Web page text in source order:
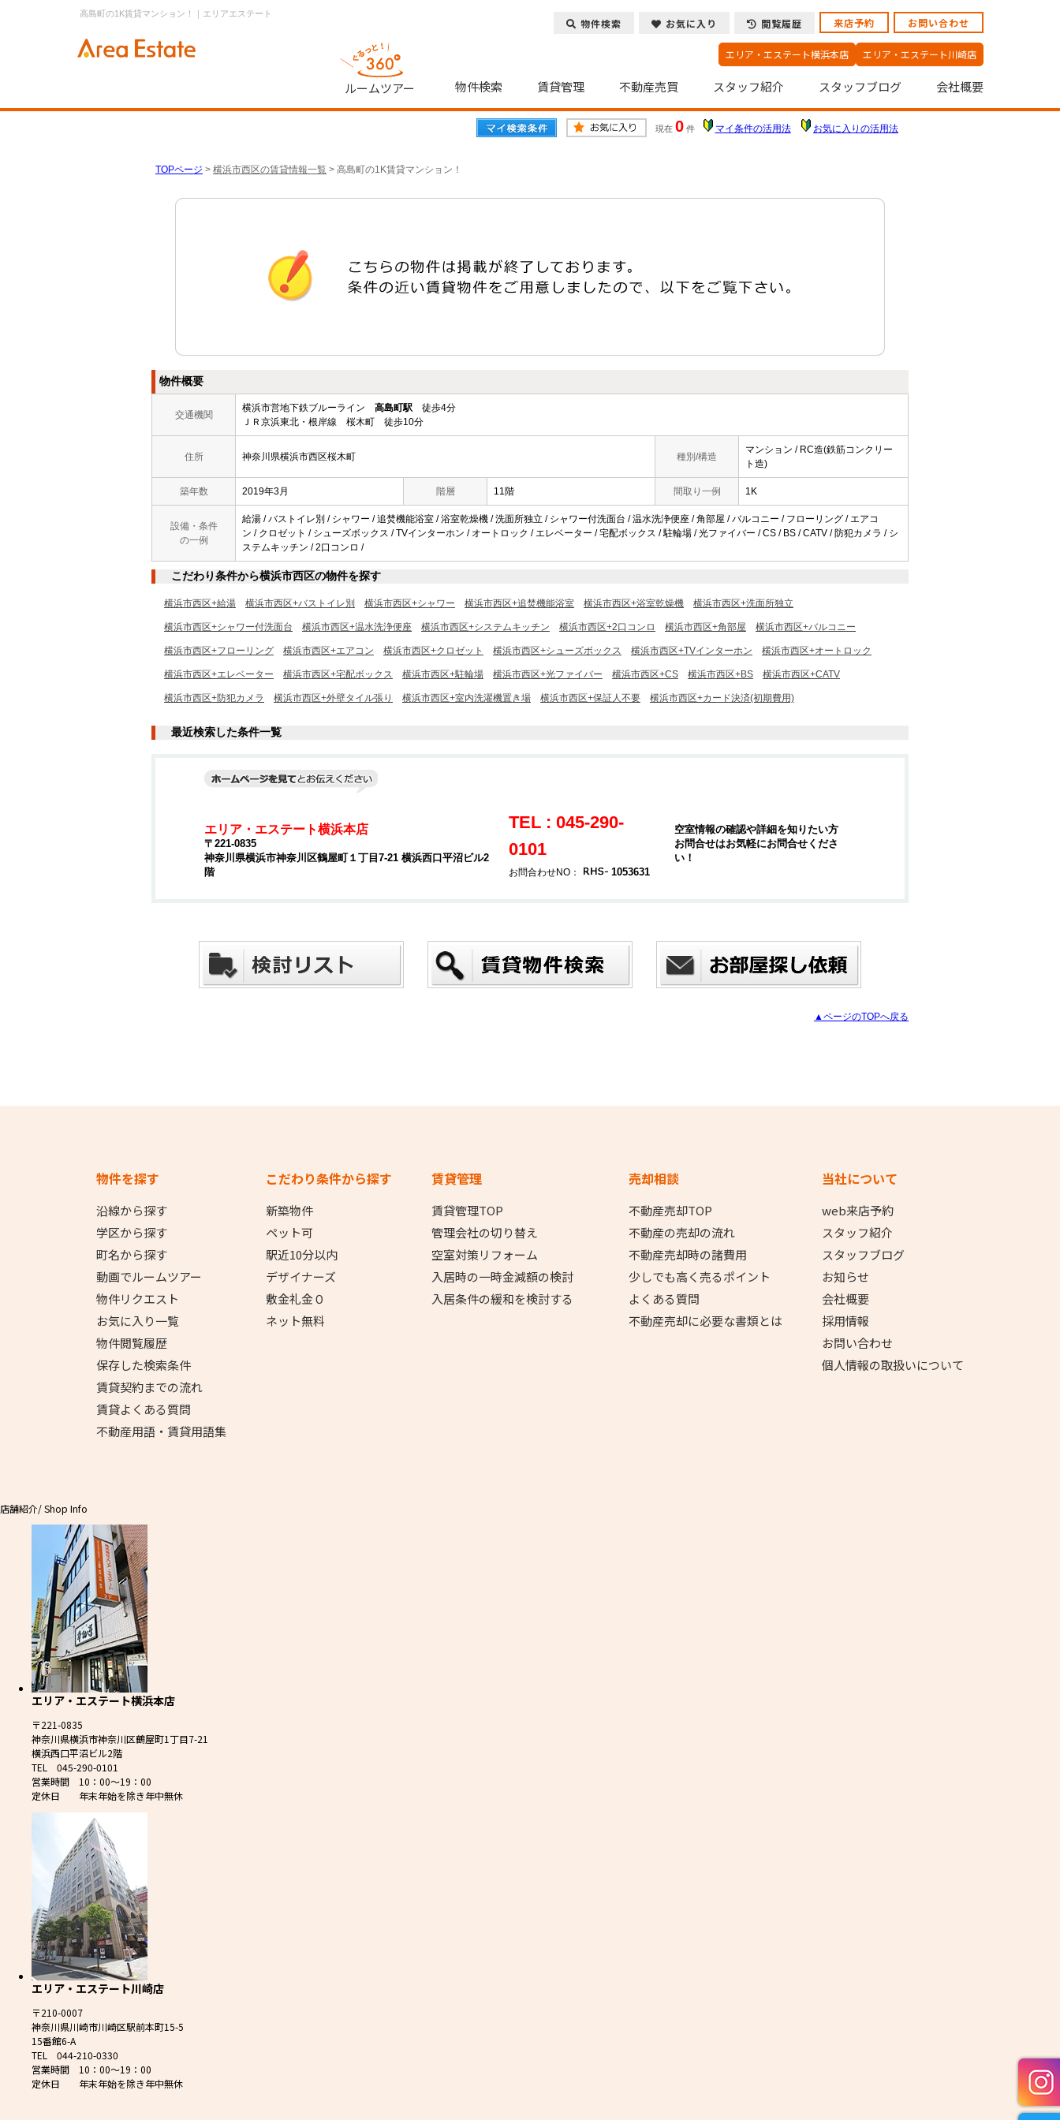
高島町の1K賃貸マンション！｜エリアエステート
物件検索 お気に入り 閲覧履歴 来店予約 お問い合わせ
エリア・エステート横浜本店 エリア・エステート川崎店
ルームツアー 物件検索 賃貸管理 不動産売買 スタッフ紹介 スタッフブログ 会社概要
現在 0 件 マイ条件の活用法 お気に入りの活用法
TOPページ > 横浜市西区の賃貸情報一覧 > 高島町の1K賃貸マンション！
物件概要
交通機関
横浜市営地下鉄ブルーライン 高島町駅 徒歩4分
ＪＲ京浜東北・根岸線 桜木町 徒歩10分
住所 神奈川県横浜市西区桜木町 種別/構造
マンション / RC造(鉄筋コンクリー
ト造)
築年数 2019年3月 階層 11階 間取り一例 1K
設備・条件
の一例
給湯 / バストイレ別 / シャワー / 追焚機能浴室 / 浴室乾燥機 / 洗面所独立 / シャワー付洗面台 / 温水洗浄便座 / 角部屋 / バルコニー / フローリング / エアコ
ン / クロゼット / シューズボックス / TVインターホン / オートロック / エレベーター / 宅配ボックス / 駐輪場 / 光ファイバー / CS / BS / CATV / 防犯カメラ / シ
ステムキッチン / 2口コンロ /
こだわり条件から横浜市西区の物件を探す
横浜市西区+給湯 横浜市西区+バストイレ別 横浜市西区+シャワー 横浜市西区+追焚機能浴室 横浜市西区+浴室乾燥機 横浜市西区+洗面所独立
横浜市西区+シャワー付洗面台 横浜市西区+温水洗浄便座 横浜市西区+システムキッチン 横浜市西区+2口コンロ 横浜市西区+角部屋 横浜市西区+バルコニー
横浜市西区+フローリング 横浜市西区+エアコン 横浜市西区+クロゼット 横浜市西区+シューズボックス 横浜市西区+TVインターホン 横浜市西区+オートロック
横浜市西区+エレベーター 横浜市西区+宅配ボックス 横浜市西区+駐輪場 横浜市西区+光ファイバー 横浜市西区+CS 横浜市西区+BS 横浜市西区+CATV
横浜市西区+防犯カメラ 横浜市西区+外壁タイル張り 横浜市西区+室内洗濯機置き場 横浜市西区+保証人不要 横浜市西区+カード決済(初期費用)
最近検索した条件一覧
エリア・エステート横浜本店
〒221-0835
神奈川県横浜市神奈川区鶴屋町１丁目7-21 横浜西口平沼ビル2
階
TEL : 045-290-
0101
お問合わせNO： 1053631
空室情報の確認や詳細を知りたい方
お問合せはお気軽にお問合せくださ
い！
▲ページのTOPへ戻る
物件を探す
沿線から探す
学区から探す
町名から探す
動画でルームツアー
物件リクエスト
お気に入り一覧
物件閲覧履歴
保存した検索条件
賃貸契約までの流れ
賃貸よくある質問
不動産用語・賃貸用語集
こだわり条件から探す
新築物件
ペット可
駅近10分以内
デザイナーズ
敷金礼金０
ネット無料
賃貸管理
賃貸管理TOP
管理会社の切り替え
空室対策リフォーム
入居時の一時金減額の検討
入居条件の緩和を検討する
売却相談
不動産売却TOP
不動産の売却の流れ
不動産売却時の諸費用
少しでも高く売るポイント
よくある質問
不動産売却に必要な書類とは
当社について
web来店予約
スタッフ紹介
スタッフブログ
お知らせ
会社概要
採用情報
お問い合わせ
個人情報の取扱いについて
店舗紹介/ Shop Info
エリア・エステート横浜本店
〒221-0835
神奈川県横浜市神奈川区鶴屋町1丁目7-21
横浜西口平沼ビル2階
TEL 045-290-0101
営業時間 10：00～19：00
定休日 年末年始を除き年中無休
エリア・エステート川崎店
〒210-0007
神奈川県川崎市川崎区駅前本町15-5
15番館6-A
TEL 044-210-0330
営業時間 10：00～19：00
定休日 年末年始を除き年中無休